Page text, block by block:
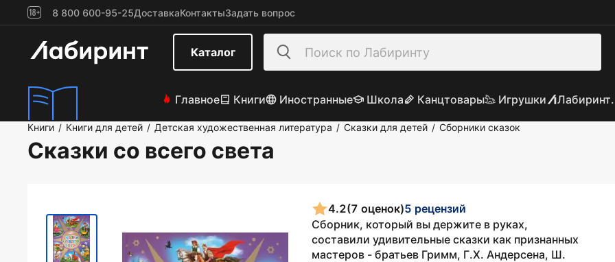
8 800 600-95-25ДоставкаКонтактыЗадать вопрос
Каталог
Главное Книги Иностранные Школа Канцтовары Игрушки
Книги / Книги для детей / Детская художественная литература / Сказки для детей / Сборники сказок
Сказки со всего света
4.2(7 оценок)5 рецензий
Сборник, который вы держите в руках,
составили удивительные сказки как признанных
мастеров - братьев Гримм, Г.Х. Андерсена, Ш.